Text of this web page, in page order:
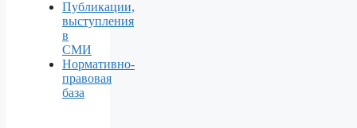
Публикации,
выступления
в
СМИ
Нормативно-
правовая
база